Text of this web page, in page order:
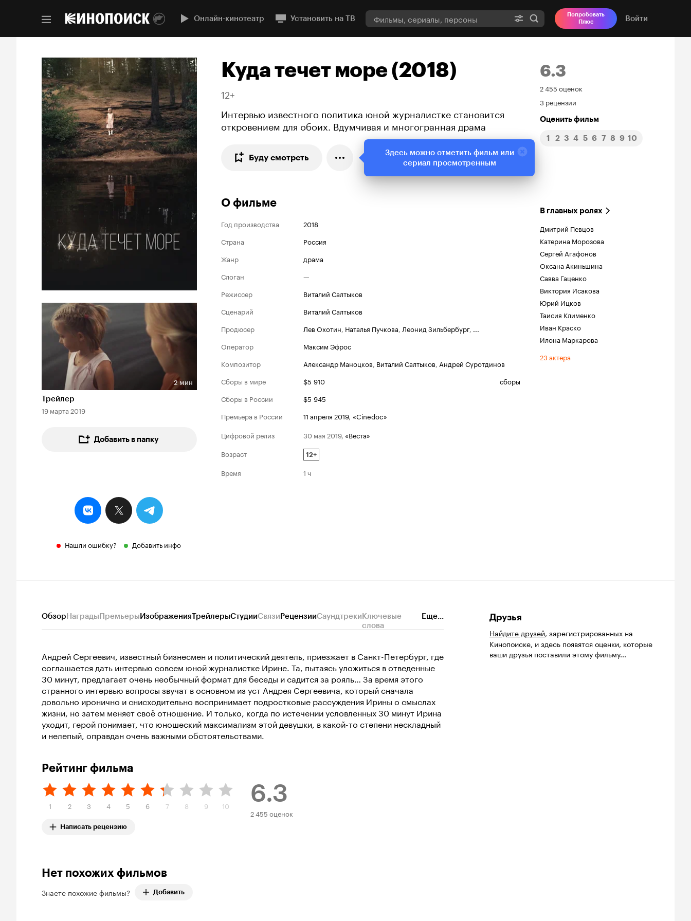
Онлайн-кинотеатр Установить на ТВ
Попробовать
Плюс
Войти
Длительность 2 мин
2 мин
Трейлер
19 марта 2019
Добавить в папку
Нашли ошибку? Добавить инфо
Куда течет море (2018)
12+
Интервью известного политика юной журналистке становится
откровением для обоих. Вдумчивая и многогранная драма
Буду смотреть
6.3
Рейтинг
Кинопоиска
6.3
2 455 оценок
3 рецензии
Оценить фильм
1 2 3 4 5 6 7 8 9 10
О фильме
Год производства
2018
Страна
Россия
Жанр
драма
Слоган
—
Режиссер
Виталий Салтыков
Сценарий
Виталий Салтыков
Продюсер
Лев Охотин, Наталья Пучкова, Леонид Зильбербург, ...
Оператор
Максим Эфрос
Композитор
Александр Маноцков, Виталий Салтыков, Андрей Суротдинов
Сборы в мире
$5 910
сборы
Сборы в России
$5 945
Премьера в России
11 апреля 2019, «Cinedoc»
Цифровой релиз
30 мая 2019, «Веста»
Возраст
12+
Время 1 ч
В главных ролях
Дмитрий Певцов
Катерина Морозова
Сергей Агафонов
Оксана Акиньшина
Савва Гаценко
Виктория Исакова
Юрий Ицков
Таисия Клименко
Иван Краско
Илона Маркарова
23 актера
ОбзорНаградыПремьерыИзображенияТрейлерыСтудииСвязиРецензииСаундтрекиКлючевые
слова
Еще...
Андрей Сергеевич, известный бизнесмен и политический деятель, приезжает в Санкт-Петербург, где
соглашается дать интервью совсем юной журналистке Ирине. Та, пытаясь уложиться в отведенные
30 минут, предлагает очень необычный формат для беседы и садится за рояль… За время этого
странного интервью вопросы звучат в основном из уст Андрея Сергеевича, который сначала
довольно иронично и снисходительно воспринимает подростковые рассуждения Ирины о смыслах
жизни, но затем меняет своё отношение. И только, когда по истечении условленных 30 минут Ирина
уходит, герой понимает, что юношеский максимализм этой девушки, в какой-то степени нескладный
и нелепый, оправдан очень важными обстоятельствами.
Рейтинг фильма
1 2 3 4 5 6 7 8 9 10
Написать рецензию
6.3
Рейтинг
2 455 оценок
Нет похожих фильмов
Знаете похожие фильмы? Добавить
Друзья
Найдите друзей, зарегистрированных на
Кинопоиске, и здесь появятся оценки, которые
ваши друзья поставили этому фильму...
Здесь можно отметить фильм или
сериал просмотренным